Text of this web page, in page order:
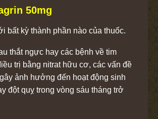
50mg
bất kỳ thành phần nào của thuốc.
thắt ngực hay các bệnh về tim
trị bằng nitrat hữu cơ, các vấn đề
ảnh hưởng đến hoạt động sinh
đột quỵ trong vòng sáu tháng trở